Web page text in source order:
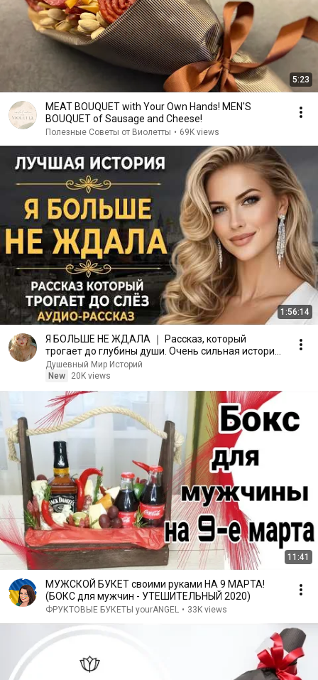
5:23
MEAT BOUQUET with Your Own Hands! MEN'S
BOUQUET of Sausage and Cheese!
Полезные Советы от Виолетты • 69K views
1:56:14
Я БОЛЬШЕ НЕ ЖДАЛА ｜ Рассказ, который
трогает до глубины души. Очень сильная история
｜ Аудио рассказ
Душевный Мир Историй
New
20K views
11:41
МУЖСКОЙ БУКЕТ своими руками НА 9 МАРТА!
(БОКС для мужчин - УТЕШИТЕЛЬНЫЙ 2020)
ФРУКТОВЫЕ БУКЕТЫ yourANGEL • 33K views